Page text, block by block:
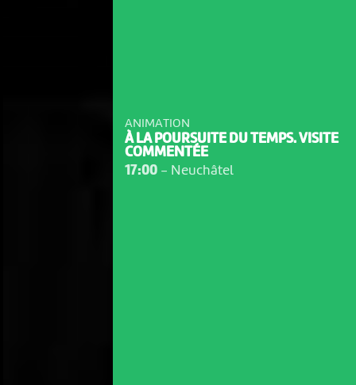
ANIMATION
À LA POURSUITE DU TEMPS. VISITE
COMMENTÉE
17:00- Neuchâtel